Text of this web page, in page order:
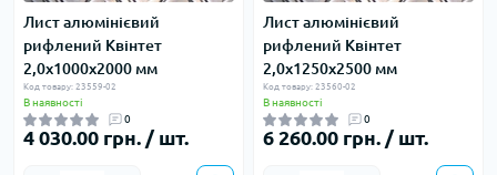
Лист алюмінієвий
рифлений Квінтет
2,0х1000х2000 мм
Код товару: 23559-02
В наявності
0
4 030.00 грн. / шт.
Лист алюмінієвий
рифлений Квінтет
2,0х1250х2500 мм
Код товару: 23560-02
В наявності
0
6 260.00 грн. / шт.